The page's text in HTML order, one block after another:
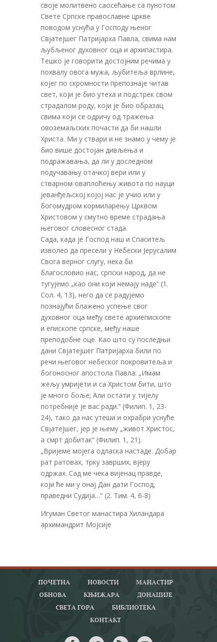
своје молитвено саосећање са пунотом
Свете Српске православне цркве
поводом уснућа у Господу њеног
Свјатејшег Патријарха Павла, свима нам
љубљеног духовног оца и архипастира.
Тешко је говорити достојним речима у
похвалу овога мужа, љубитеља врлине,
којег по скромности препознаје читав
свет, који је био утеха и подстрек свом
страдалом роду, који је био образац
свима који се одричу од тражења
овоземаљских почасти да би нашли
Христа. Ми у ствари и не знамо у чему је
био више достојан дивљења и
подражавања, да ли у доследном
подучавању отачкој вери или у
стварном оваплоћењу живота по науци
јеванђељској којој нас је учио или у
богомудром кормиларењу Црквом
Христовом у смутно време страдања
његовог словесног стада.
Сада, када је Господ наш и Спаситељ
изволео да пресели у Небески Јерусалим
Свога верног слугу, нека би
благословио нас, српски народ, да не
тугујемо „као они који немају наде“ (1.
Сол. 4, 13), него да се радујемо
познајући блажено успење свог
духовног оца међу свете архиепископе
и епископе српске, међу наше
преподобне оце. Као што су последњи
дани Свјатејшег Патријарха били по
речи његовог небеског покровитеља и
богоносног апостола Павла: „Имам
жељу умријети и са Христом бити, што
је много боље; Али остати у тијелу
потребније је вас ради.“ (Филип. 1, 23-
24), тако да нас утеши и охрабри уснуће
Свјатејшег, јер је њему „живот Христос,
а смрт добитак“ (Филип. 1, 21).
„Вријеме мојега одласка настаде. Добар
рат ратовах, трку заврших, вјеру
одржах. Сад ме чека вијенац правде,
који ће ми у онај Дан дати Господ,
праведни Судија…“ (2. Тим. 4, 6-8)
Игуман Светог манастира Хиландара
архимандрит Мојсије
ПОЧЕТНА НОВОСТИ
МАНАСТИР
ОБНОВА
КЊИЖАРА
ДОНАЦИЈЕ
СВЕТА ГОРА
БИБЛИОТЕКА
КОНТАКТ